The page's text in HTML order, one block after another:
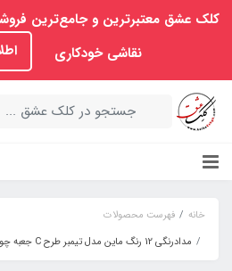
کلک عشق معتبرترین و جامع‌ترین
نقاشی خودکاری
خانه
فهرست محصولات
مدادرنگی 12 رنگ ماین مدل تیمبر طرح C جعبه چوبی به همراه تراش